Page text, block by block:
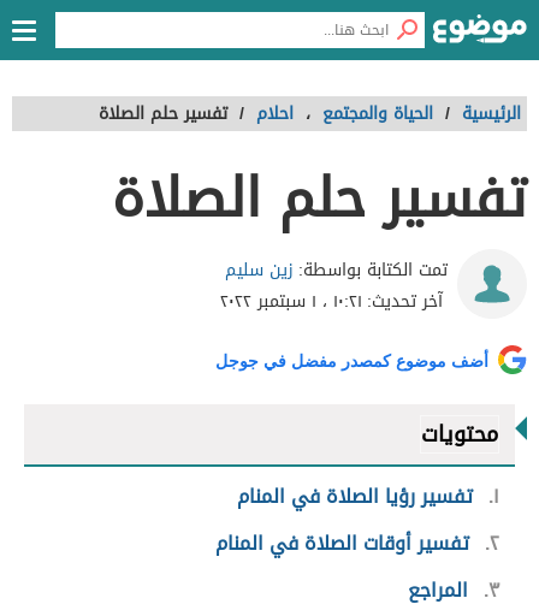
الرئيسية / الحياة والمجتمع ، احلام / تفسير حلم الصلاة
تفسير حلم الصلاة
تمت الكتابة بواسطة: زين سليم
آخر تحديث: ١٠:٢١ ، ١ سبتمبر ٢٠٢٢
أضف موضوع كمصدر مفضل في جوجل
محتويات
١ تفسير رؤيا الصلاة في المنام
٢ تفسير أوقات الصلاة في المنام
٣
المراجع